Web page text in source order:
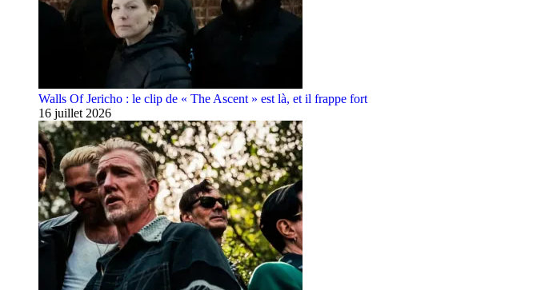
Walls Of Jericho : le clip de « The Ascent » est là, et il frappe fort
16 juillet 2026